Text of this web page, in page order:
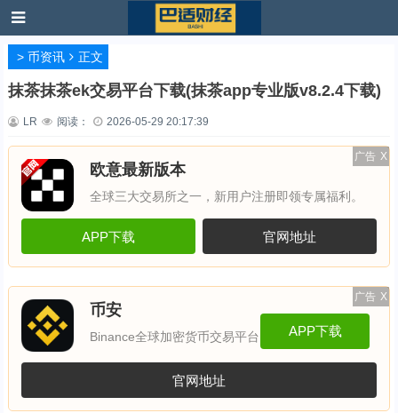
> 币资讯 正文
抹茶抹茶ek交易平台下载(抹茶app专业版v8.2.4下载)
LR 阅读： 2026-05-29 20:17:39
广告 X
欧意最新版本
全球三大交易所之一，新用户注册即领专属福利。
APP下载 官网地址
广告 X
币安
Binance全球加密货币交易平台 APP下载
官网地址